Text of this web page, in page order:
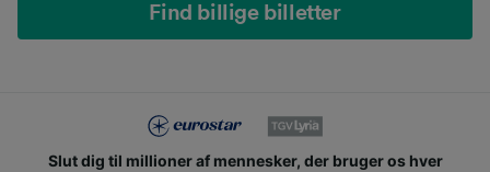
Find billige billetter
Slut dig til millioner af mennesker, der bruger os hver